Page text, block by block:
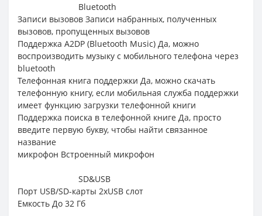
Bluetooth
Записи вызовов Записи набранных, полученных
вызовов, пропущенных вызовов
Поддержка A2DP (Bluetooth Music) Да, можно
воспроизводить музыку с мобильного телефона через
bluetooth
Телефонная книга поддержки Да, можно скачать
телефонную книгу, если мобильная служба поддержки
имеет функцию загрузки телефонной книги
Поддержка поиска в телефонной книге Да, просто
введите первую букву, чтобы найти связанное
название
микрофон Встроенный микрофон
SD&USB
Порт USB/SD-карты 2xUSB слот
Емкость До 32 Гб